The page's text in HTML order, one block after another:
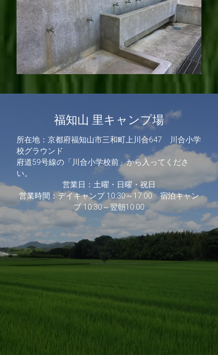
福知山 里キャンプ場
所在地：京都府福知山市三和町上川合647　川合小学
校グラウンド
府道59号線の「川合小学校前」から入ってくださ
い。
営業日：土曜・日曜・祝日
営業時間：デイキャンプ 10:30～17:00　宿泊キャン
プ 10:30～翌朝10:00